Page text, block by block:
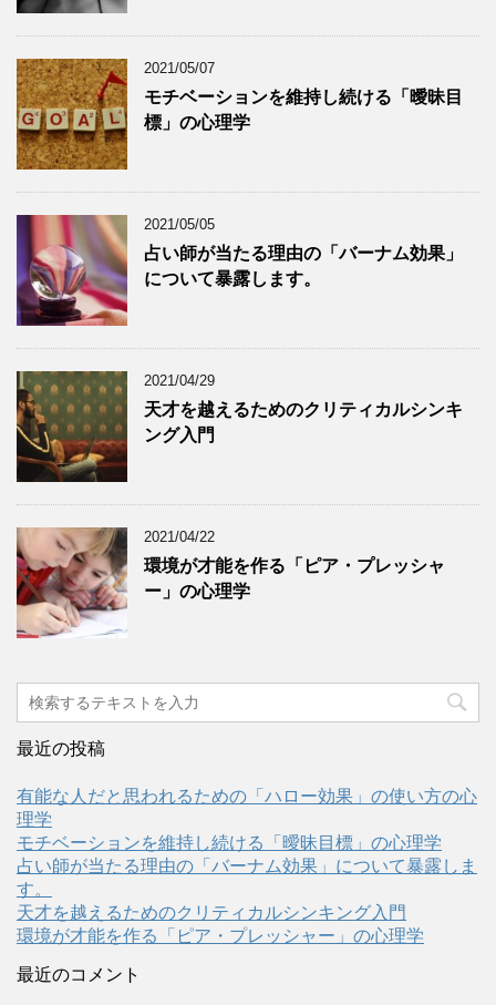
2021/05/07
モチベーションを維持し続ける「曖昧目
標」の心理学
2021/05/05
占い師が当たる理由の「バーナム効果」
について暴露します。
2021/04/29
天才を越えるためのクリティカルシンキ
ング入門
2021/04/22
環境が才能を作る「ピア・プレッシャ
ー」の心理学
最近の投稿
有能な人だと思われるための「ハロー効果」の使い方の心
理学
モチベーションを維持し続ける「曖昧目標」の心理学
占い師が当たる理由の「バーナム効果」について暴露しま
す。
天才を越えるためのクリティカルシンキング入門
環境が才能を作る「ピア・プレッシャー」の心理学
最近のコメント